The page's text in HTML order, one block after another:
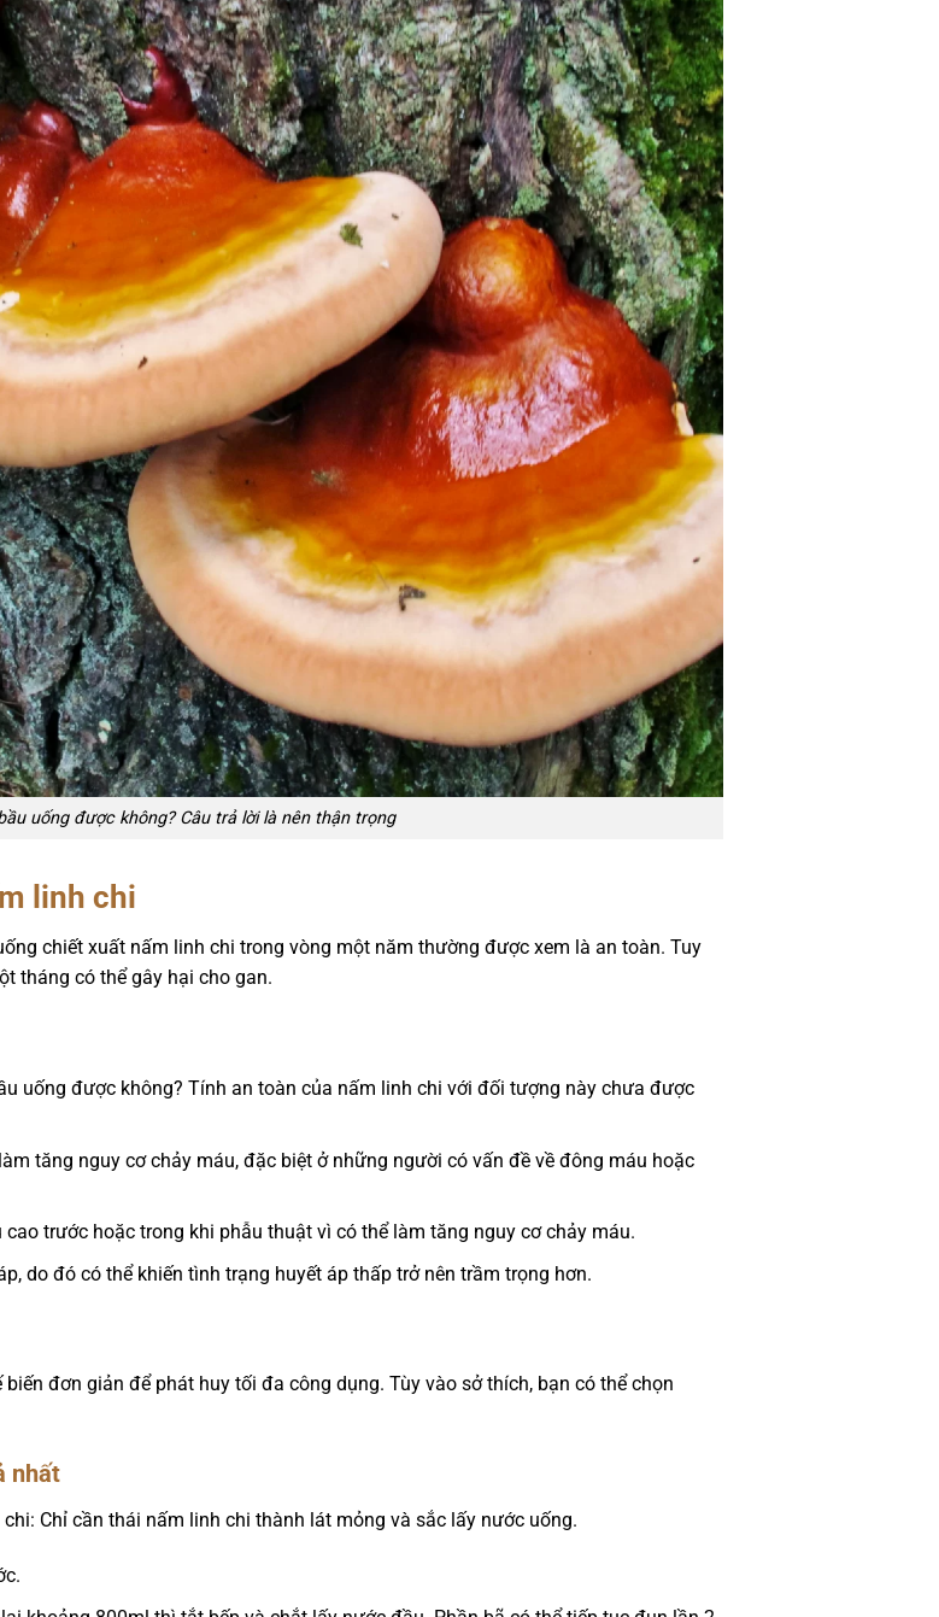
uống được không? Câu trả lời là nên thận trọng
linh chi
chiết xuất nấm linh chi trong vòng một năm thường được xem là an toàn. Tuy
tháng có thể gây hại cho gan.
uống được không? Tính an toàn của nấm linh chi với đối tượng này chưa được
tăng nguy cơ chảy máu, đặc biệt ở những người có vấn đề về đông máu hoặc
trước hoặc trong khi phẫu thuật vì có thể làm tăng nguy cơ chảy máu.
do đó có thể khiến tình trạng huyết áp thấp trở nên trầm trọng hơn.
đơn giản để phát huy tối đa công dụng. Tùy vào sở thích, bạn có thể chọn
nhất
Chỉ cần thái nấm linh chi thành lát mỏng và sắc lấy nước uống.